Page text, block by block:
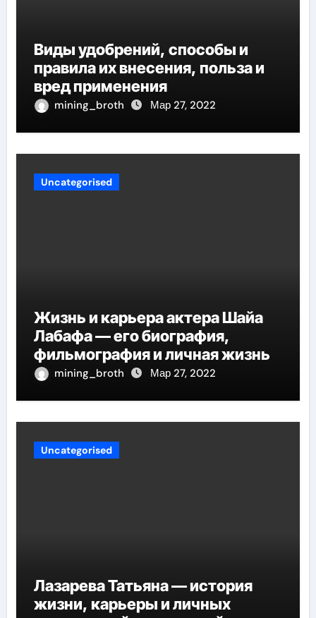
Виды удобрений, способы и
правила их внесения, польза и
вред применения
mining_broth Мар 27, 2022
Uncategorised
Жизнь и карьера актера Шайа
Лабафа — его биография,
фильмография и личная жизнь
mining_broth Мар 27, 2022
Uncategorised
Лазарева Татьяна — история
жизни, карьеры и личных